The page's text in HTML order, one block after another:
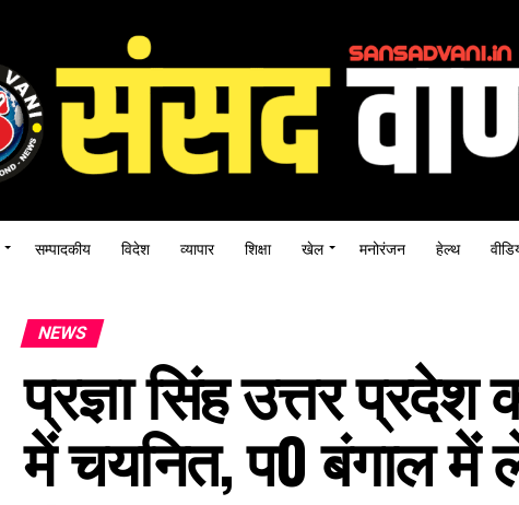
सम्पादकीय विदेश व्यापार शिक्षा खेल मनोरंजन हेल्थ
NEWS
प्रज्ञा सिंह उत्तर
में चयनित, प0 बंगाल में